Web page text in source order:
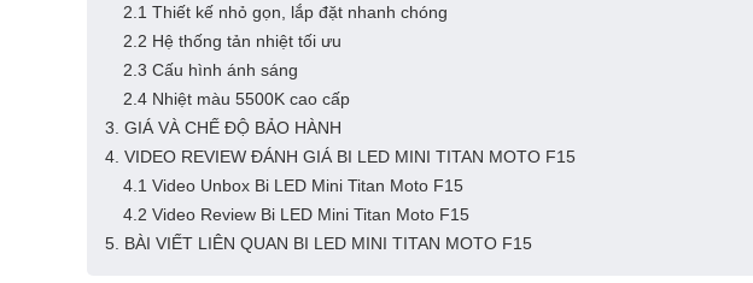
2.1 Thiết kế nhỏ gọn, lắp đặt nhanh chóng
2.2 Hệ thống tản nhiệt tối ưu
2.3 Cấu hình ánh sáng
2.4 Nhiệt màu 5500K cao cấp
3. GIÁ VÀ CHẾ ĐỘ BẢO HÀNH
4. VIDEO REVIEW ĐÁNH GIÁ BI LED MINI TITAN MOTO F15
4.1 Video Unbox Bi LED Mini Titan Moto F15
4.2 Video Review Bi LED Mini Titan Moto F15
5. BÀI VIẾT LIÊN QUAN BI LED MINI TITAN MOTO F15